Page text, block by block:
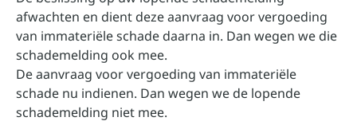
afwachten en dient deze aanvraag voor vergoeding
van immateriële schade daarna in. Dan wegen we die
schademelding ook mee.
De aanvraag voor vergoeding van immateriële
schade nu indienen. Dan wegen we de lopende
schademelding niet mee.